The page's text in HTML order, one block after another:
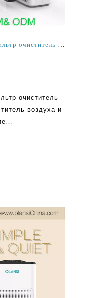
Как Electronic Home H14 HEPA фильтр очиститель воздуха очиститель воздуха и как выбрать правильный вариант
очиститель
воздуха и